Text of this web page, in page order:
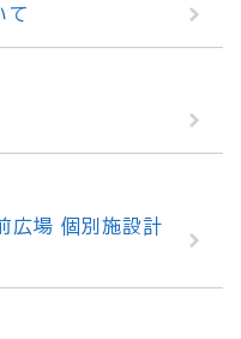
て
広場 個別施設計